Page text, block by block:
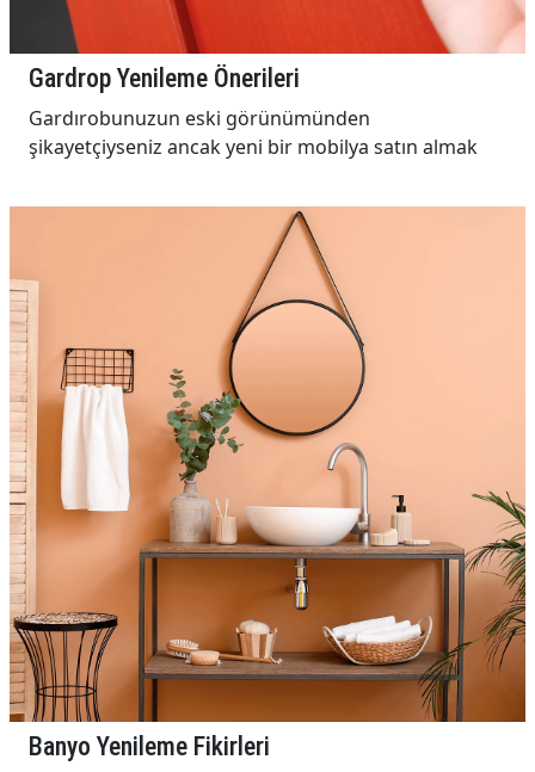
Gardrop Yenileme Önerileri
Gardırobunuzun eski görünümünden
şikayetçiyseniz ancak yeni bir mobilya satın almak
Banyo Yenileme Fikirleri